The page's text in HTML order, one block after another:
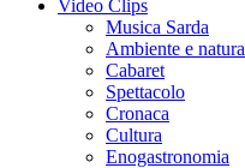
Video Clips
Musica Sarda
Ambiente e natura
Cabaret
Spettacolo
Cronaca
Cultura
Enogastronomia